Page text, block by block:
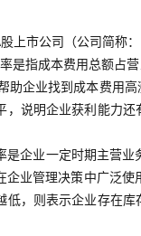
上市公司（公司简称
是指成本费用总额占
助企业找到成本费用
，说明企业获利能力
是企业一定时期主营
企业管理决策中广泛
低，则表示企业存在